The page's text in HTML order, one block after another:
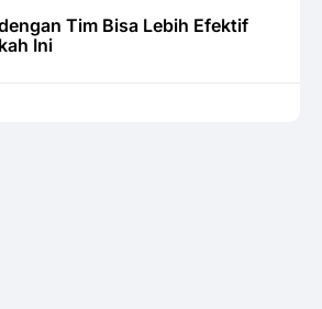
Tim Bisa Lebih Efektif
Ini